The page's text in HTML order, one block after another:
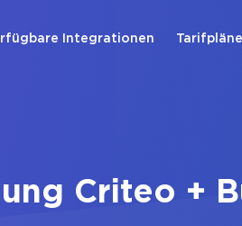
Integrationen Tarifpläne
Criteo +